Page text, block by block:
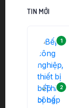
TIN MỚI
1
2